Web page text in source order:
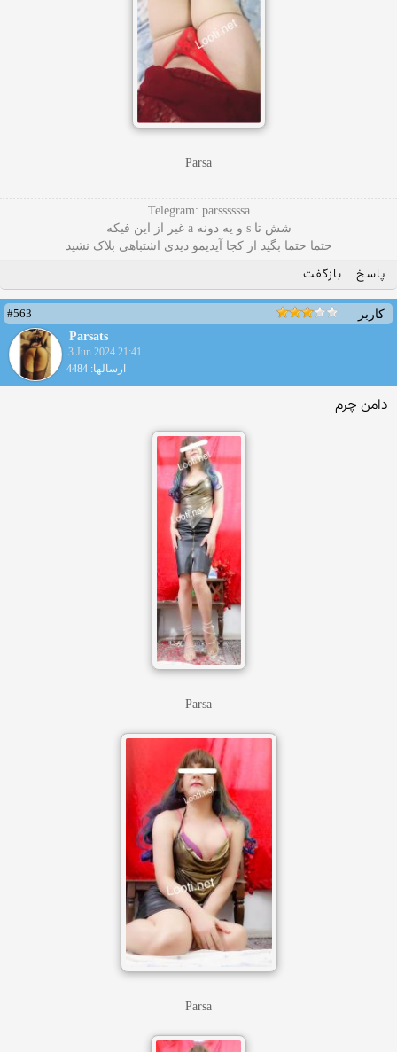
Parsa
Telegram: parssssssa
شش تا s و یه دونه a غیر از این فیکه
حتما حتما بگید از کجا آیدیمو دیدی اشتباهی بلاک نشید
پاسخ بازگفت
کاربر
#563
Parsats
3 Jun 2024 21:41
ارسالها: 4484
دامن چرم
Parsa
Parsa